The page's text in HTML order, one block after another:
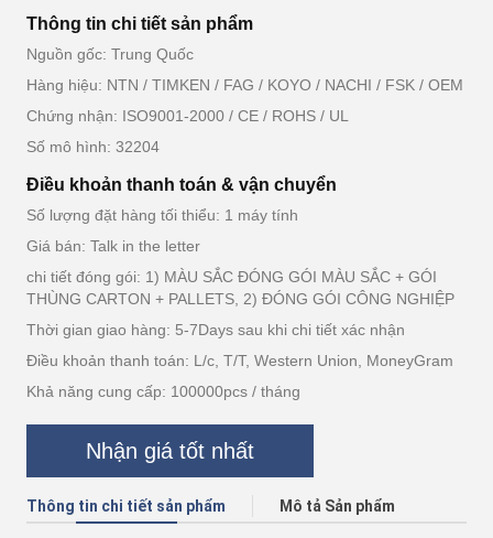
Thông tin chi tiết sản phẩm
Nguồn gốc: Trung Quốc
Hàng hiệu: NTN / TIMKEN / FAG / KOYO / NACHI / FSK / OEM
Chứng nhận: ISO9001-2000 / CE / ROHS / UL
Số mô hình: 32204
Điều khoản thanh toán & vận chuyển
Số lượng đặt hàng tối thiểu: 1 máy tính
Giá bán: Talk in the letter
chi tiết đóng gói: 1) MÀU SẮC ĐÓNG GÓI MÀU SẮC + GÓI
THÙNG CARTON + PALLETS, 2) ĐÓNG GÓI CÔNG NGHIỆP
Thời gian giao hàng: 5-7Days sau khi chi tiết xác nhận
Điều khoản thanh toán: L/c, T/T, Western Union, MoneyGram
Khả năng cung cấp: 100000pcs / tháng
Nhận giá tốt nhất
Thông tin chi tiết sản phẩm Mô tả Sản phẩm